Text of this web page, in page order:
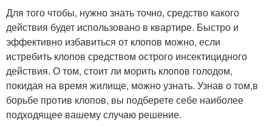
Для того чтобы, нужно знать точно, средство какого
действия будет использовано в квартире. Быстро и
эффективно избавиться от клопов можно, если
истребить клопов средством острого инсектицидного
действия. О том, стоит ли морить клопов голодом,
покидая на время жилище, можно узнать. Узнав о том,в
борьбе против клопов, вы подберете себе наиболее
подходящее вашему случаю решение.